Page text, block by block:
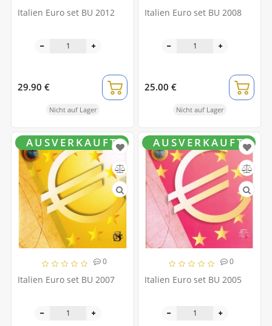
Italien Euro set BU 2012
29.90 €
Nicht auf Lager
Italien Euro set BU 2008
25.00 €
Nicht auf Lager
0
Italien Euro set BU 2007
AUSVERKAUFT
0
Italien Euro set BU 2005
AUSVERKAUFT